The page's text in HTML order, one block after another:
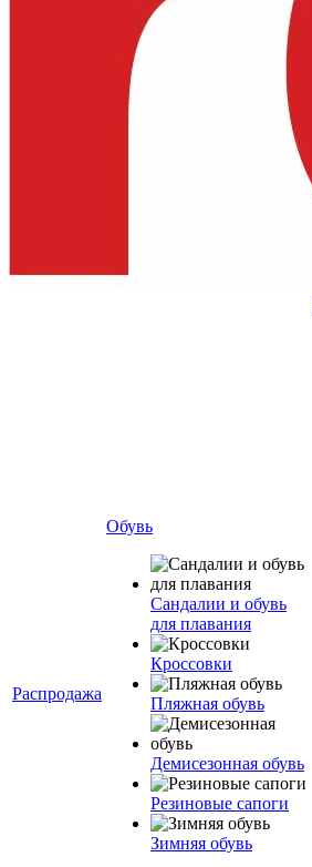
Распродажа
Обувь
Сандалии и обувь
для плавания
Кроссовки
Пляжная обувь
Демисезонная обувь
Резиновые сапоги
Зимняя обувь